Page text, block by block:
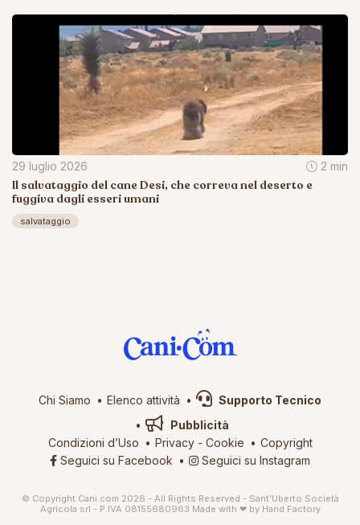
29 luglio 2026 2 min
Il salvataggio del cane Desi, che correva nel deserto e
fuggiva dagli esseri umani
salvataggio
Chi Siamo Elenco attività
Supporto Tecnico
Pubblicità
Condizioni d’Uso
Privacy- Cookie
Copyright
Seguici su Facebook
Seguici su Instagram
© Copyright Cani.com 2026 - All Rights Reserved - Sant’Uberto Società
Agricola srl - P.IVA 08155680963 Made with ❤ by Hand Factory